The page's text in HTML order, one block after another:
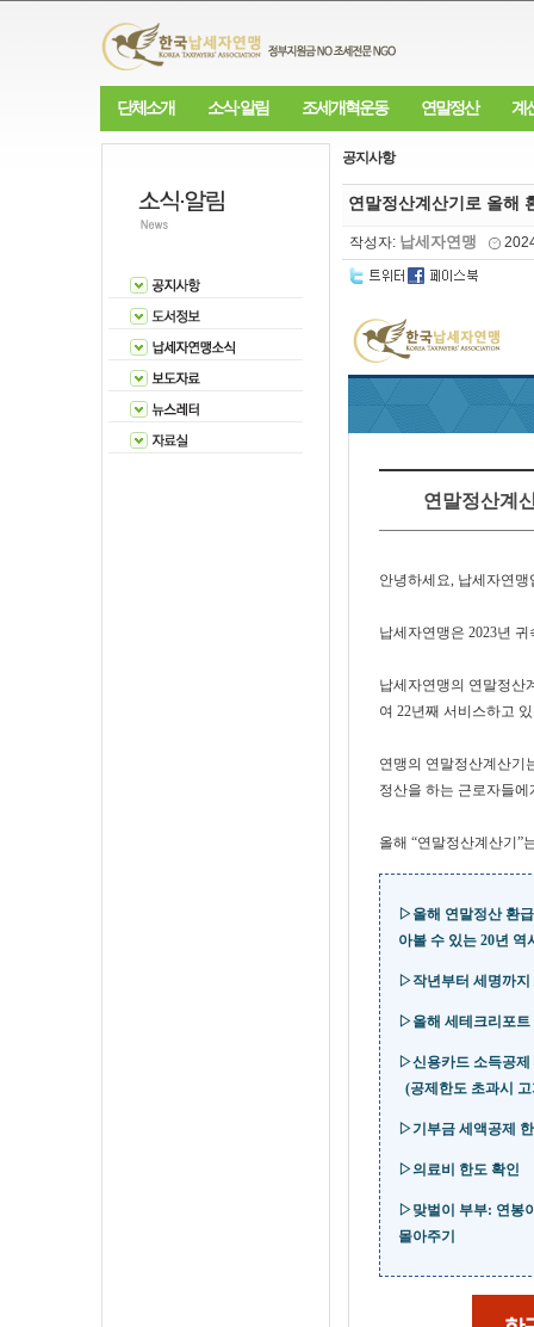
단체소개 소식·알림 조세개혁운동 연말정산 계
공지사항
연말정산계산기로 올해
작성자: 납세자연맹
연말정산계
안녕하세요, 납세자연맹
납세자연맹은 2023년
납세자연맹의 연말정산
여 22년째 서비스하고
연맹의 연말정산계산기
정산을 하는 근로자들
올해 “연말정산계산기”
▷올해 연말정산 환
아볼 수 있는 20년
▷작년부터 세명까
▷올해 세테크리포
▷신용카드 소득공제
(공제한도 초과시
▷기부금 세액공제
▷의료비 한도 확인
▷맞벌이 부부: 연봉
몰아주기